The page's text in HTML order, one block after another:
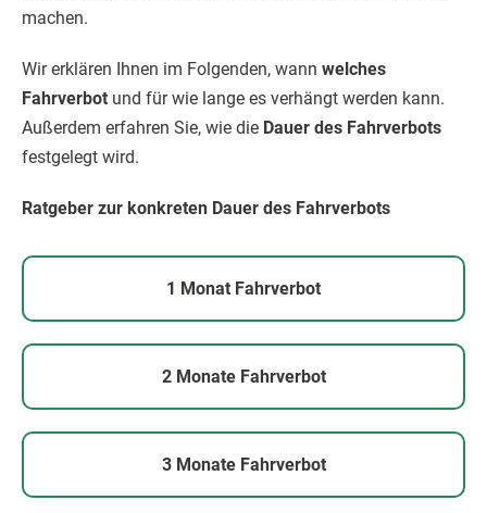
machen.
Wir erklären Ihnen im Folgenden, wann welches
Fahrverbot und für wie lange es verhängt werden kann.
Außerdem erfahren Sie, wie die Dauer des Fahrverbots
festgelegt wird.
Ratgeber zur konkreten Dauer des Fahrverbots
1 Monat Fahrverbot
2 Monate Fahrverbot
3 Monate Fahrverbot